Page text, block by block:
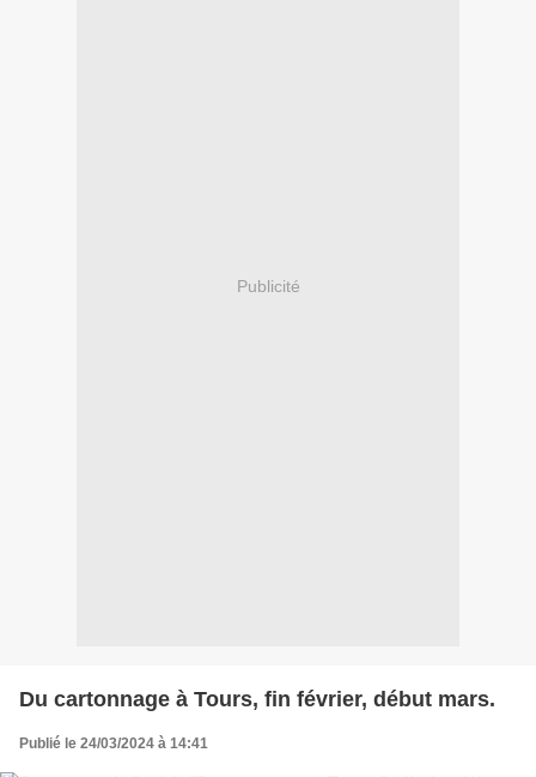
Publicité
Du cartonnage à Tours, fin février, début mars.
Publié le 24/03/2024 à 14:41